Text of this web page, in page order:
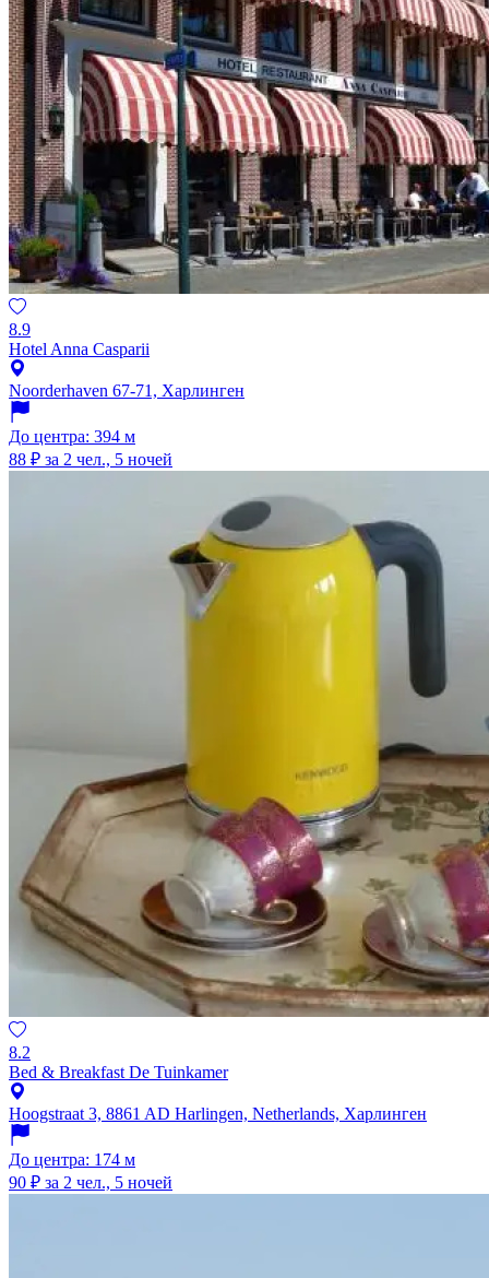
8.9
Hotel Anna Casparii
Noorderhaven 67-71, Харлинген
До центра: 394 м
88 ₽ за 2 чел., 5 ночей
8.2
Bed & Breakfast De Tuinkamer
Hoogstraat 3, 8861 AD Harlingen, Netherlands, Харлинген
До центра: 174 м
90 ₽ за 2 чел., 5 ночей